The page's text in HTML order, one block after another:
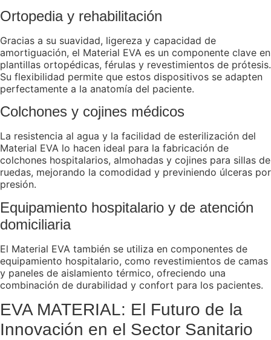
Ortopedia y rehabilitación
Gracias a su suavidad, ligereza y capacidad de
amortiguación, el Material EVA es un componente clave en
plantillas ortopédicas, férulas y revestimientos de prótesis.
Su flexibilidad permite que estos dispositivos se adapten
perfectamente a la anatomía del paciente.
Colchones y cojines médicos
La resistencia al agua y la facilidad de esterilización del
Material EVA lo hacen ideal para la fabricación de
colchones hospitalarios, almohadas y cojines para sillas de
ruedas, mejorando la comodidad y previniendo úlceras por
presión.
Equipamiento hospitalario y de atención
domiciliaria
El Material EVA también se utiliza en componentes de
equipamiento hospitalario, como revestimientos de camas
y paneles de aislamiento térmico, ofreciendo una
combinación de durabilidad y confort para los pacientes.
EVA MATERIAL: El Futuro de la
Innovación en el Sector Sanitario